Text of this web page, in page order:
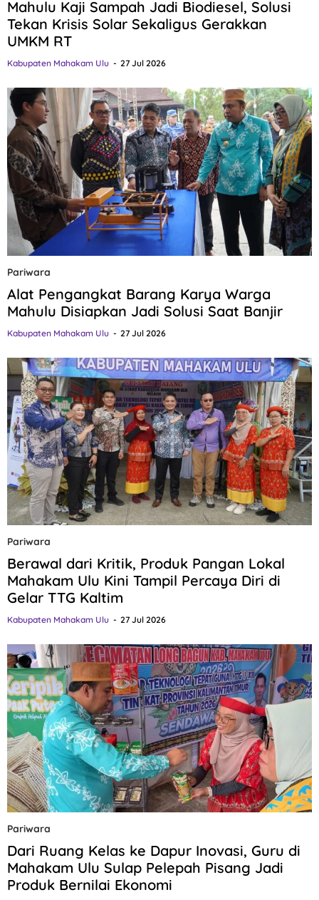
Mahulu Kaji Sampah Jadi Biodiesel, Solusi
Tekan Krisis Solar Sekaligus Gerakkan
UMKM RT
Kabupaten Mahakam Ulu 27 Jul 2026
Pariwara
Alat Pengangkat Barang Karya Warga
Mahulu Disiapkan Jadi Solusi Saat Banjir
Kabupaten Mahakam Ulu 27 Jul 2026
Pariwara
Berawal dari Kritik, Produk Pangan Lokal
Mahakam Ulu Kini Tampil Percaya Diri di
Gelar TTG Kaltim
Kabupaten Mahakam Ulu 27 Jul 2026
Pariwara
Dari Ruang Kelas ke Dapur Inovasi, Guru di
Mahakam Ulu Sulap Pelepah Pisang Jadi
Produk Bernilai Ekonomi